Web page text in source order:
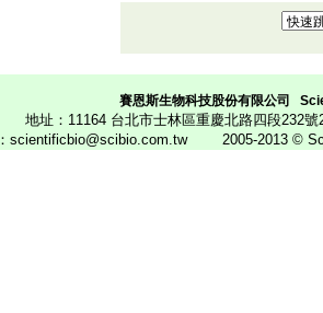
賽恩斯生物科技股份有限公司
地址：11164 台北市士林區重慶北路四段
：scientificbio@scibio.com.tw 2005-2013 ©